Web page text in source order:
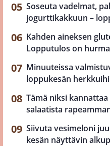
Soseuta vadelmat,
jogurttikakkuun –
Kahden aineksen
Lopputulos on
Minuuteissa
loppukesän
Tämä niksi
salaatista
Siivuta vesimeloni
kesän näyttävin